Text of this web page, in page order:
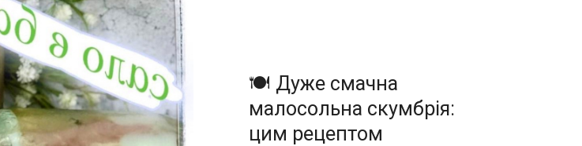
🍽️ Дуже смачна
малосольна скумбрія:
цим рецептом